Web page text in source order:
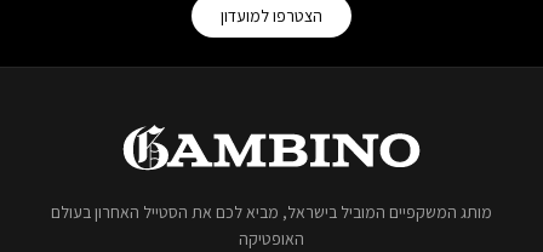
הצטרפו למועדון
מותג המשקפיים המוביל בישראל, מביא לכם את הסטייל האחרון בעולם
האופטיקה